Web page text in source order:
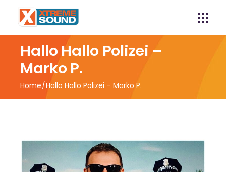
Hallo Hallo Polizei –
Marko P.
Home Hallo Hallo Polizei – Marko P.